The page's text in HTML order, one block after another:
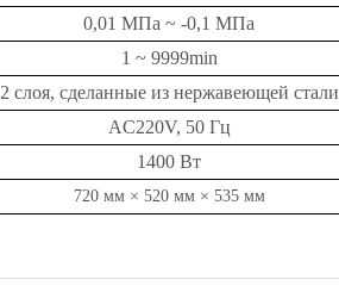
0,01 МПа ~ -0,1 МПа
1 ~ 9999min
2 слоя, сделанные из нержавеющей стали
AC220V, 50 Гц
1400 Вт
720 мм × 520 мм × 535 мм